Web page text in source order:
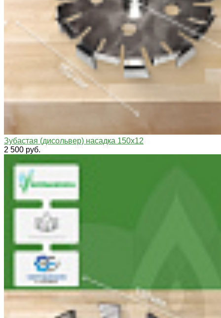
Зубастая (дисольвер) насадка 150х12
2 500 руб.